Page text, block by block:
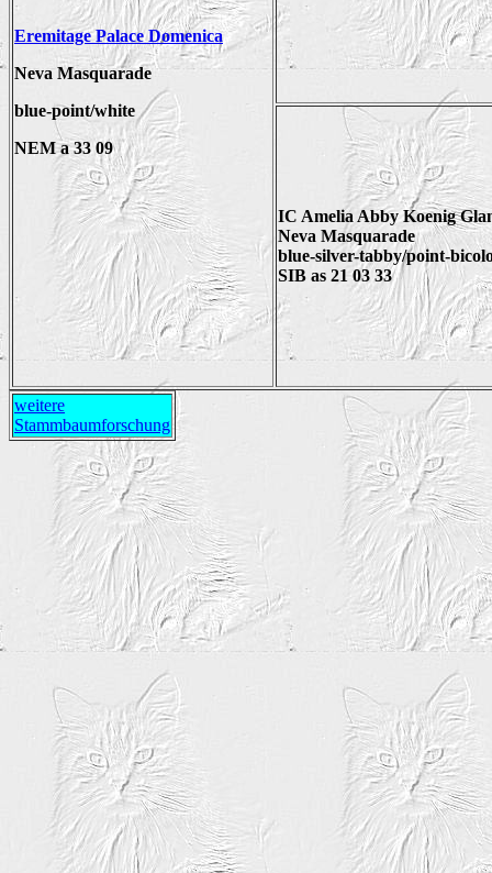
Eremitage Palace Domenica
Neva Masquarade
blue-point/white
NEM a 33 09
IC Amelia Abby Koenig
Neva Masquarade
blue-silver-tabby/point-
SIB as 21 03 33
weitere
Stammbaumforschung